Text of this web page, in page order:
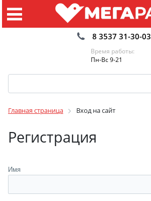
8 3537 31-30-03
Время работы:
Пн-Вс 9-21
Главная страница Вход на сайт
Регистрация
Имя